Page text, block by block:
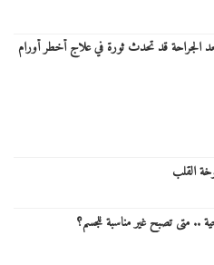
الجراحة قد تحدث ثورة في علاج أخطر أورام
القلب
.. متى تصبح غير مناسبة للجسم؟